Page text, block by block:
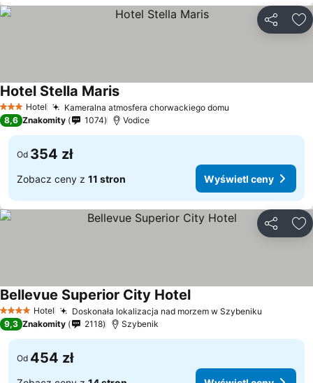
3 Kategoria
Hotel Kameralna atmosfera chorwackiego domu
Hotel Stella Maris
8,6 Znakomity 1074 Vodice
Od 354 zł
Zobacz ceny z 11 stron Wyświetl ceny
4 KategoriaHotel Doskonała lokalizacja nad morzem w Szybeniku
Bellevue Superior City Hotel
9,3 Znakomity 2118 Szybenik
Od 454 zł